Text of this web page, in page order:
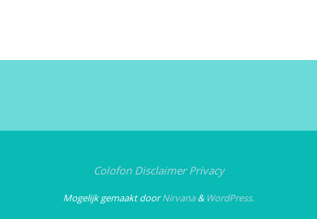
Colofon Disclaimer Privacy
Mogelijk gemaakt doorNirvana& WordPress.